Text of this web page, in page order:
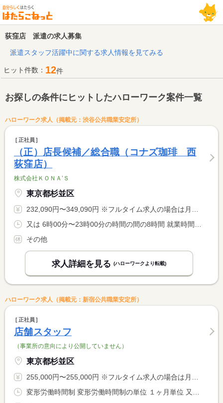
荻窪店 派遣の求人募集
派遣スタッフ活躍中に関する求人情報を見てみる
ヒット件数： 12件
お探しの条件にヒットしたハローワーク案件一覧
ハローワーク求人（掲載元：渋谷公共職業安定所）
正社員
（正）店長候補／総合職（コナズ珈琲 西
荻窪店）
株式会社ＫＯＮＡ’Ｓ
東京都杉並区
232,090円〜349,090円 ※フルタイム求人の場合は月額（換算額）、パート求人の場合は時間額を表示しています。
その他
求人詳細を見る (ハローワークより転載)
ハローワーク求人（掲載元：新宿公共職業安定所）
正社員
店舗スタッフ
（事業所の意向により公開していません）
東京都杉並区
255,000円〜255,000円 ※フルタイム求人の場合は月額（換算額）、パート求人の場合は時間額を表示しています。